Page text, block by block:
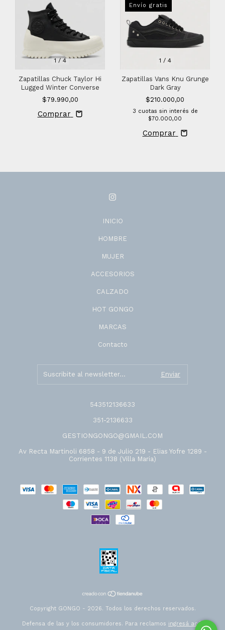
1 /4
Zapatillas Chuck Taylor Hi
Lugged Winter Converse
$79.990,00
Comprar
1 / 4
Envío gratis
Zapatillas Vans Knu Grunge
Dark Gray
$210.000,00
3 cuotas sin interés de
$70.000,00
Comprar
INICIO
HOMBRE
MUJER
ACCESORIOS
CALZADO
HOT GONGO
MARCAS
Contacto
543512136633
351-2136633
GESTIONGONGO@GMAIL.COM
Av Recta Martinoli 6858 - 9 de Julio 219 - Elias Yofre 1289 -
Corrientes 1138 (Villa Maria)
Copyright GONGO - 2026. Todos los derechos reservados.
Defensa de las y los consumidores. Para reclamos ingresá acá.